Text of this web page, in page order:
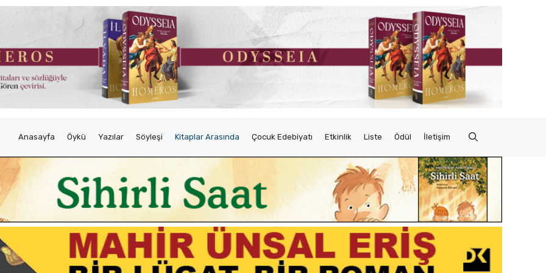
Anasayfa Öykü Yazılar Söyleşi Kitaplar Arasında Çocuk Edebiyatı Etkinlik Liste Ödül İletişim